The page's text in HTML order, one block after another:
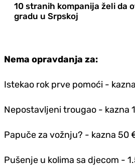
10 stranih kompanija želi da
gradu u Srpskoj
Nema opravdanja za:
Istekao rok prve pomoći -
Nepostavljeni trougao - kazna
Papuče za vožnju? - kazna 50
Pušenje u kolima sa djecom -